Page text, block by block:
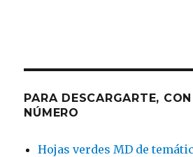
PARA DESCARGARTE,
NÚMERO
Hojas verdes MD de